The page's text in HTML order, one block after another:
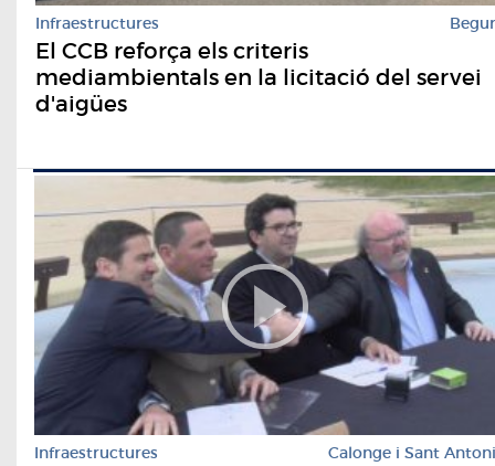
Infraestructures Begur
El CCB reforça els criteris
mediambientals en la licitació del servei
d'aigües
Infraestructures Calonge i Sant Antoni